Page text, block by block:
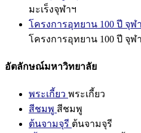
มะเร็งจุฬาฯ
โครงการอุทยาน 100 ปี จุ
โครงการอุทยาน 100 ปี จุ
อัตลักษณ์มหาวิทยาลัย
พระเกี้ยว พระเกี้ยว
สีชมพู สีชมพู
ต้นจามจุรี ต้นจามจุรี